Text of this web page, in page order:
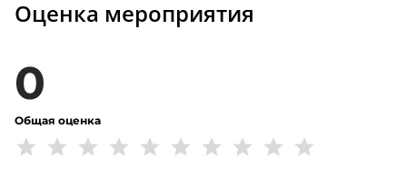
Оценка мероприятия
0
Общая оценка